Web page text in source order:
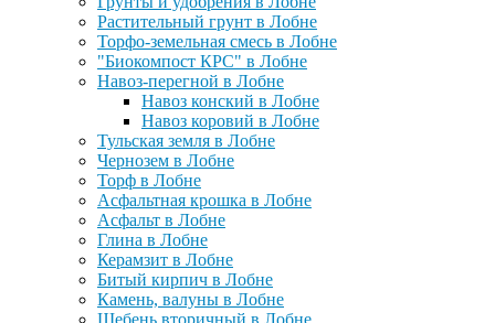
Растительный грунт в Лобне
Торфо-земельная смесь в Лобне
"Биокомпост КРС" в Лобне
Навоз-перегной в Лобне
Навоз конский в Лобне
Навоз коровий в Лобне
Тульская земля в Лобне
Чернозем в Лобне
Торф в Лобне
Асфальтная крошка в Лобне
Асфальт в Лобне
Глина в Лобне
Керамзит в Лобне
Битый кирпич в Лобне
Камень, валуны в Лобне
Щебень вторичный в Лобне